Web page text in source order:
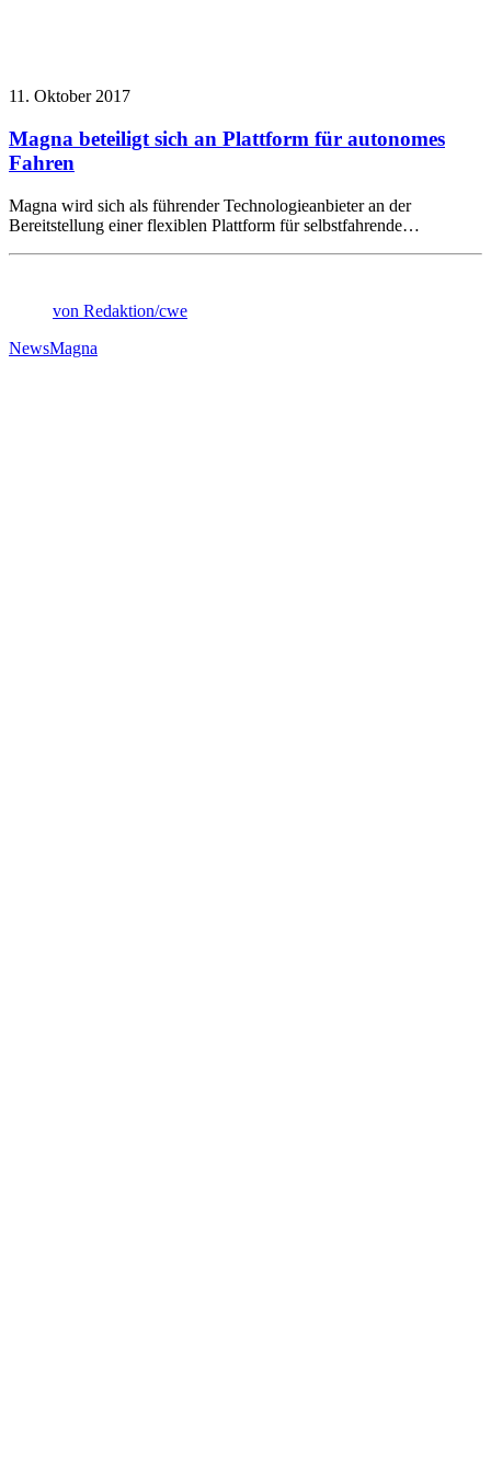
11. Oktober 2017
Magna beteiligt sich an Plattform für autonomes
Fahren
Magna wird sich als führender Technologieanbieter an der
Bereitstellung einer flexiblen Plattform für selbstfahrende…
von Redaktion/cwe
NewsMagna